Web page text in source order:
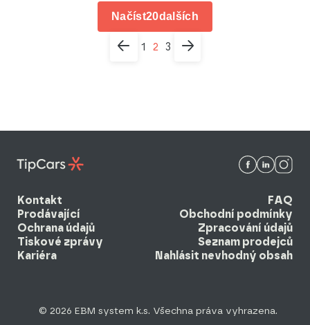
Načíst20dalších
1 2 3
Kontakt
FAQ
Prodávající
Obchodní podmínky
Ochrana údajů
Zpracování údajů
Tiskové zprávy
Seznam prodejců
Kariéra
Nahlásit nevhodný obsah
© 2026 EBM system k.s. Všechna práva vyhrazena.